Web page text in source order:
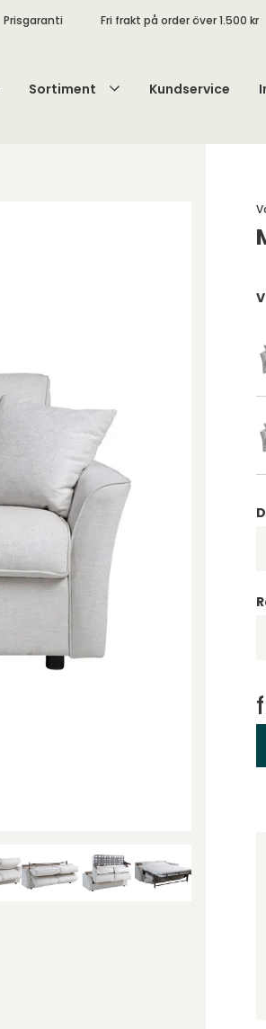
Prisgaranti Fri frakt på order över 1.500 kr
Sortiment Kundservice